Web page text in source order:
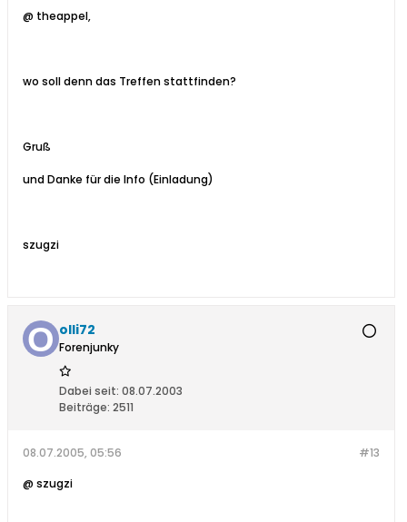
@ theappel,
wo soll denn das Treffen stattfinden?
Gruß
und Danke für die Info (Einladung)
szugzi
olli72
Forenjunky
Dabei seit: 08.07.2003
Beiträge: 2511
#13
08.07.2005, 05:56
@ szugzi